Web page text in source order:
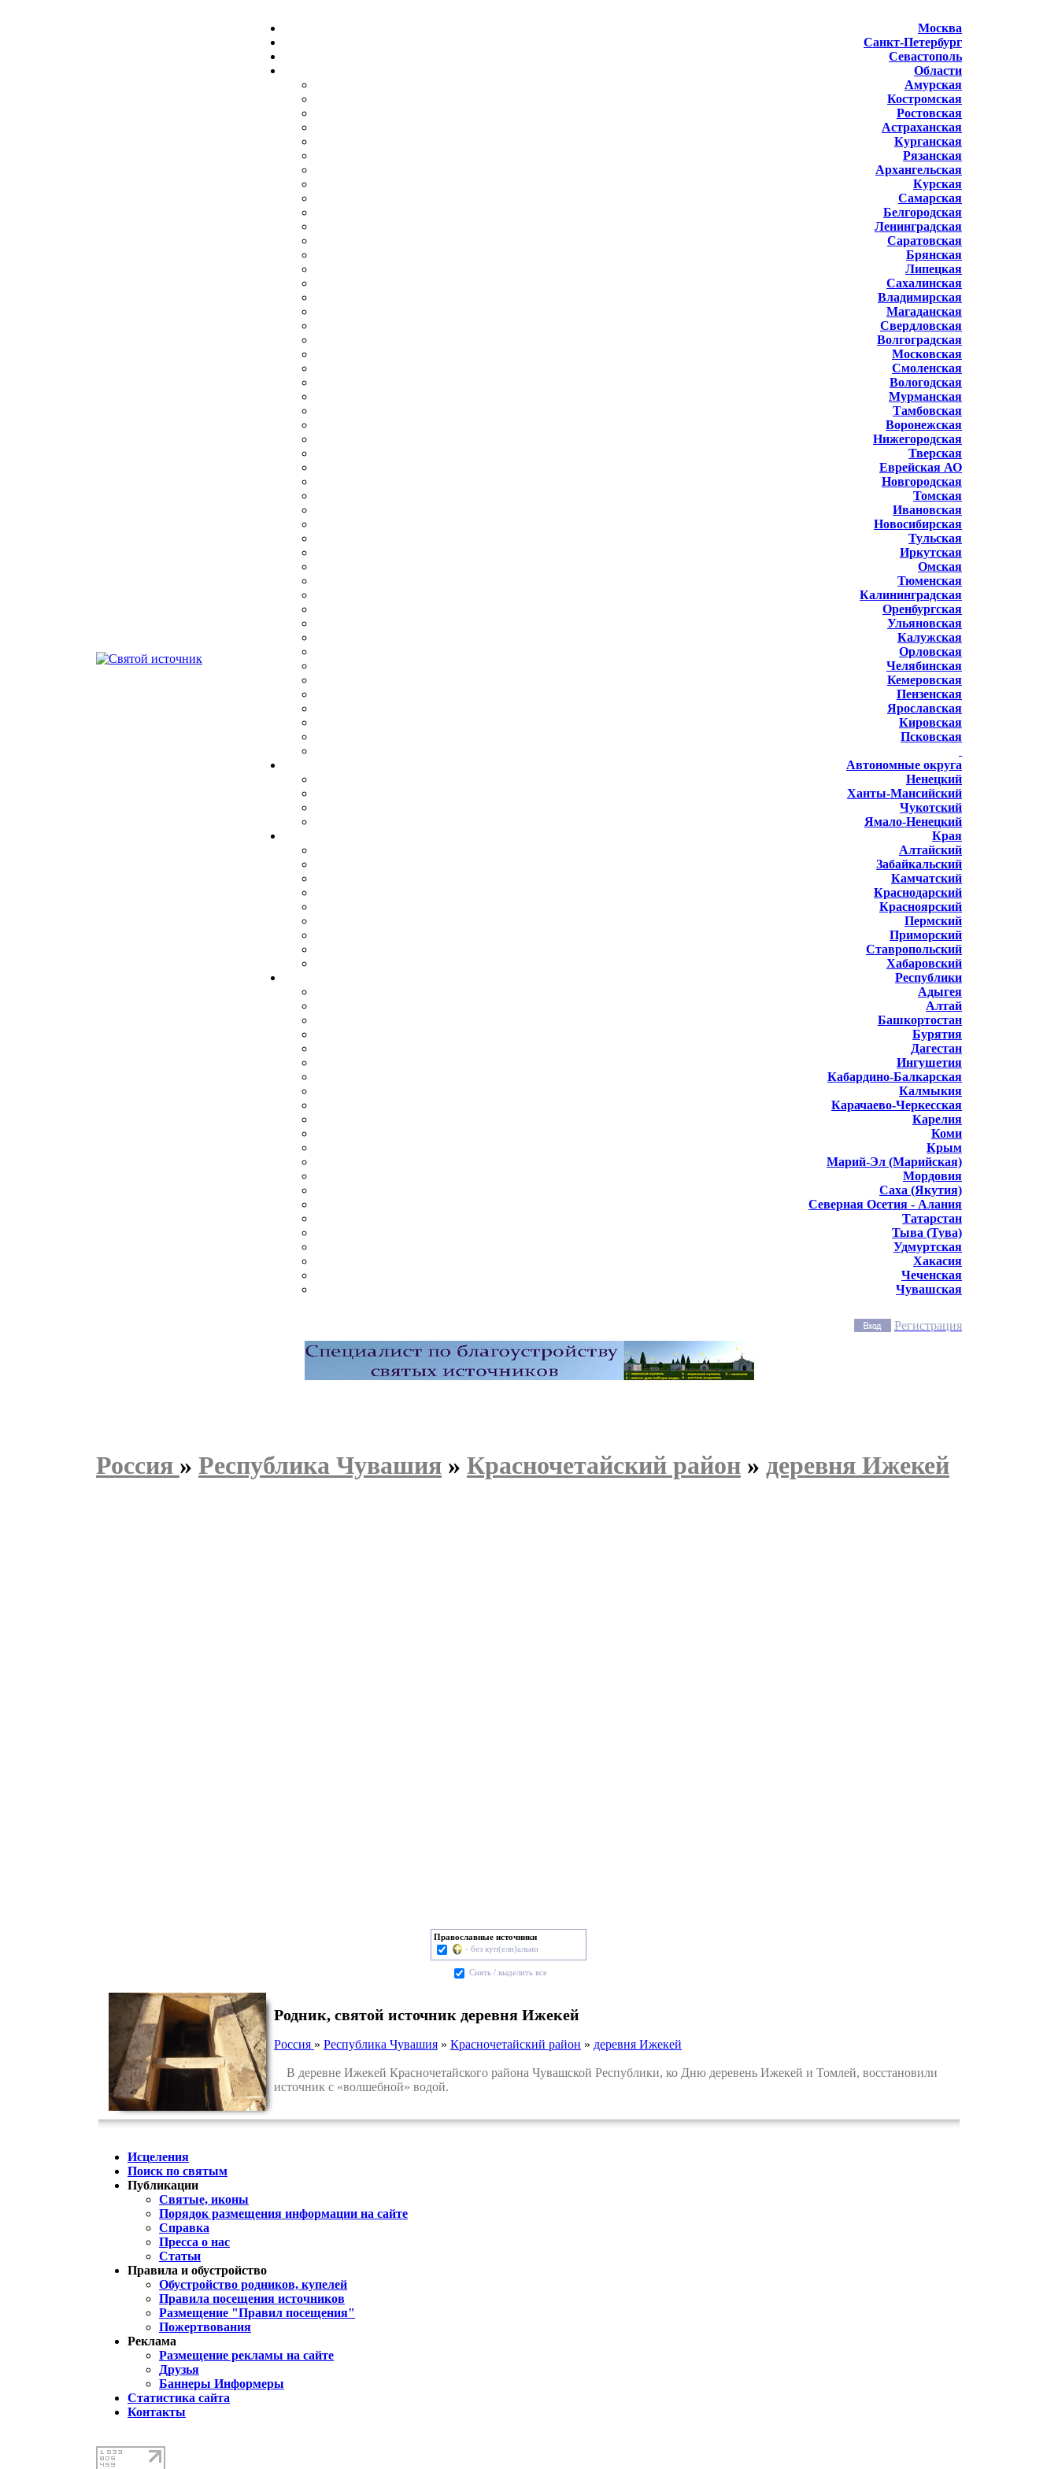
Москва
Санкт-Петербург
Севастополь
Области
Амурская
Костромская
Ростовская
Астраханская
Курганская
Рязанская
Архангельская
Курская
Самарская
Белгородская
Ленинградская
Саратовская
Брянская
Липецкая
Сахалинская
Владимирская
Магаданская
Свердловская
Волгоградская
Московская
Смоленская
Вологодская
Мурманская
Тамбовская
Воронежская
Нижегородская
Тверская
Еврейская АО
Новгородская
Томская
Ивановская
Новосибирская
Тульская
Иркутская
Омская
Тюменская
Калининградская
Оренбургская
Ульяновская
Калужская
Орловская
Челябинская
Кемеровская
Пензенская
Ярославская
Кировская
Псковская
Автономные округа
Ненецкий
Ханты-Мансийский
Чукотский
Ямало-Ненецкий
Края
Алтайский
Забайкальский
Камчатский
Краснодарский
Красноярский
Пермский
Приморский
Ставропольский
Хабаровский
Республики
Адыгея
Алтай
Башкортостан
Бурятия
Дагестан
Ингушетия
Кабардино-Балкарская
Калмыкия
Карачаево-Черкесская
Карелия
Коми
Крым
Марий-Эл (Марийская)
Мордовия
Саха (Якутия)
Северная Осетия - Алания
Татарстан
Тыва (Тува)
Удмуртская
Хакасия
Чеченская
Чувашская
Регистрация
Россия » Республика Чувашия » Красночетайский район » деревня Ижекей
Православные источники
- без куп(ели)альни
Cнять / выделить все
Родник, святой источник деревня Ижекей
Россия » Республика Чувашия » Красночетайский район » деревня Ижекей
В деревне Ижекей Красночетайского района Чувашской Республики, ко Дню деревень Ижекей и Томлей, восстановили
источник с «волшебной» водой.
Исцеления
Поиск по святым
Публикации
Святые, иконы
Порядок размещения информации на сайте
Справка
Пресса о нас
Статьи
Правила и обустройство
Обустройство родников, купелей
Правила посещения источников
Размещение "Правил посещения"
Пожертвования
Реклама
Размещение рекламы на сайте
Друзья
Баннеры Информеры
Статистика сайта
Контакты